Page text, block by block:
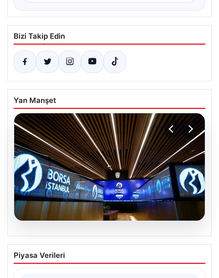
Bizi Takip Edin
Yan Manşet
06.08.2026
Yatırım araçlarının haftalık performansı
nasıl oldu?
Piyasa Verileri